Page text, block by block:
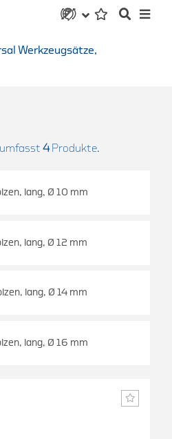
Werkzeugsätze,
umfasst 4Produkte.
lang, Ø 10 mm
lang, Ø 12 mm
lang, Ø 14 mm
lang, Ø 16 mm